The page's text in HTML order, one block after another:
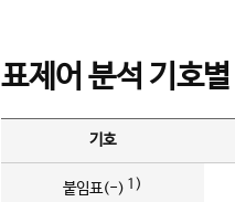
표제어 분석 기호
기호
붙임표(-) 1)